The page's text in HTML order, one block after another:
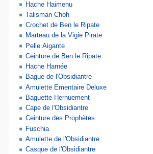
Hache Haimenu
Talisman Choh
Crochet de Ben le Ripate
Marteau de la Vigie Pirate
Pelle Aigante
Ceinture de Ben le Ripate
Hache Harnée
Bague de l'Obsidiantre
Amulette Ementaire Deluxe
Baguette Hernuement
Cape de l'Obsidiantre
Ceinture des Prophètes
Fuschia
Amulette de l'Obsidiantre
Casque de l'Obsidiantre